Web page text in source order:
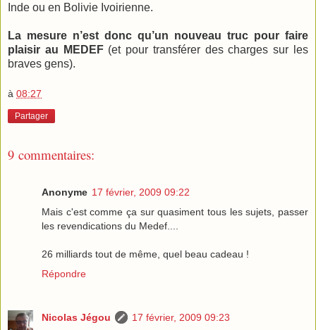
Inde ou en Bolivie Ivoirienne.
La mesure n’est donc qu’un nouveau truc pour faire
plaisir au MEDEF(et pour transférer des charges sur les
braves gens).
à 08:27
Partager
9 commentaires:
Anonyme 17 février, 2009 09:22
Mais c'est comme ça sur quasiment tous les sujets, passer
les revendications du Medef....
26 milliards tout de même, quel beau cadeau !
Répondre
Nicolas Jégou
17 février, 2009 09:23